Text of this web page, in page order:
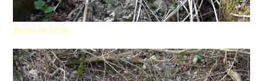
Beton im Wald